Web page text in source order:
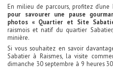
En milieu de parcours, profitez
pour savourer une pause
photos « Quartier et Site
raismois et natif du quartier
minière.
Si vous souhaitez en savoir
Sabatier à Raismes, la visite
dimanche 30 septembre à 9 heures